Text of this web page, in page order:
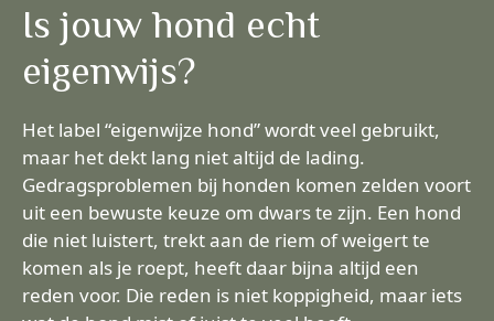
Is jouw hond echt
eigenwijs?
Het label “eigenwijze hond” wordt veel gebruikt,
maar het dekt lang niet altijd de lading.
Gedragsproblemen bij honden komen zelden voort
uit een bewuste keuze om dwars te zijn. Een hond
die niet luistert, trekt aan de riem of weigert te
komen als je roept, heeft daar bijna altijd een
reden voor. Die reden is niet koppigheid, maar iets